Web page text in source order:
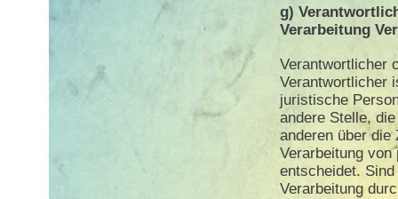
g)
Verarbeitung
Verantwortlicher
Verantwortlicher
juristische
andere Stelle,
anderen über die
Verarbeitung von
entscheidet.
Verarbeitung